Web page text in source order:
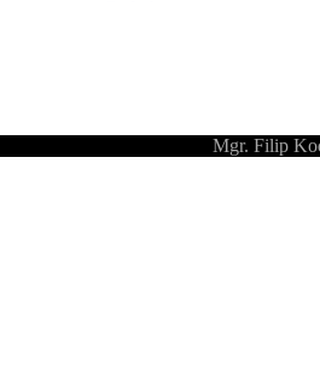
Mgr. Filip